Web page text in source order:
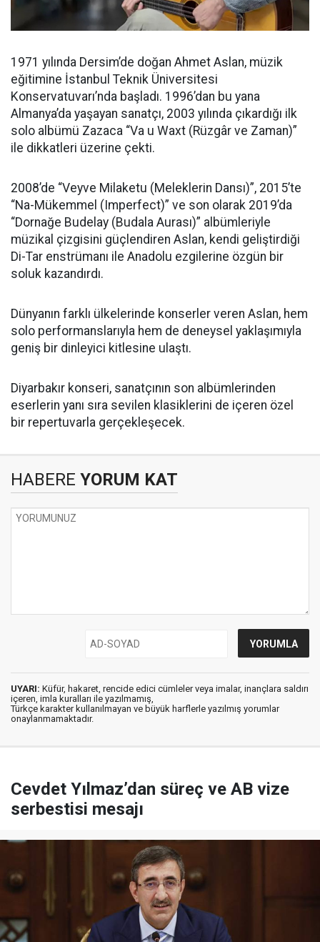
1971 yılında Dersim’de doğan Ahmet Aslan, müzik
eğitimine İstanbul Teknik Üniversitesi
Konservatuvarı’nda başladı. 1996’dan bu yana
Almanya’da yaşayan sanatçı, 2003 yılında çıkardığı ilk
solo albümü Zazaca “Va u Waxt (Rüzgâr ve Zaman)”
ile dikkatleri üzerine çekti.
2008’de “Veyve Milaketu (Meleklerin Dansı)”, 2015’te
“Na-Mükemmel (Imperfect)” ve son olarak 2019’da
“Dornağe Budelay (Budala Aurası)” albümleriyle
müzikal çizgisini güçlendiren Aslan, kendi geliştirdiği
Di-Tar enstrümanı ile Anadolu ezgilerine özgün bir
soluk kazandırdı.
Dünyanın farklı ülkelerinde konserler veren Aslan, hem
solo performanslarıyla hem de deneysel yaklaşımıyla
geniş bir dinleyici kitlesine ulaştı.
Diyarbakır konseri, sanatçının son albümlerinden
eserlerin yanı sıra sevilen klasiklerini de içeren özel
bir repertuvarla gerçekleşecek.
HABERE YORUM KAT
UYARI: Küfür, hakaret, rencide edici cümleler veya imalar, inançlara saldırı
içeren, imla kuralları ile yazılmamış,
Türkçe karakter kullanılmayan ve büyük harflerle yazılmış yorumlar
onaylanmamaktadır.
Cevdet Yılmaz’dan süreç ve AB vize
serbestisi mesajı